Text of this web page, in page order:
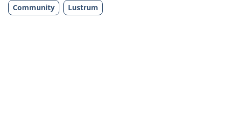
Community Lustrum